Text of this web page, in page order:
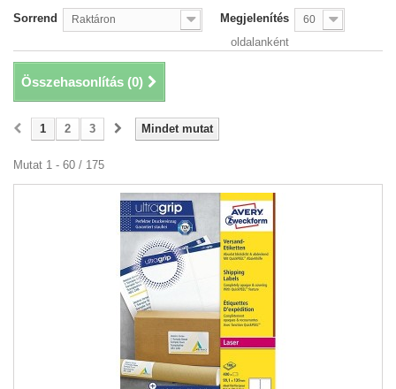
Sorrend Raktáron Megjelenítés 60
oldalanként
Összehasonlítás (0)
Mindet mutat
1 2 3
Mutat 1 - 60 / 175